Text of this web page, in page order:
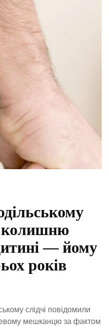
колишню
— йому
років
слідчі повідомили
мешканцю за фактом